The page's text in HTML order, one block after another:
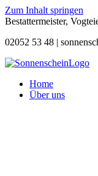
Zum Inhalt springen
Bestattermeister,
02052 53 48 |
Home
Über uns